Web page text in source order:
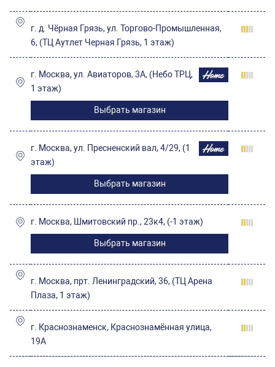
г. д. Чёрная Грязь, ул. Торгово-Промышленная,
6, (ТЦ Аутлет Черная Грязь, 1 этаж)
г. Москва, ул. Авиаторов, 3А, (Небо ТРЦ,
1 этаж)
Выбрать магазин
г. Москва, ул. Пресненский вал, 4/29, (1
этаж)
Выбрать магазин
г. Москва, Шмитовский пр., 23к4, (-1 этаж)
Выбрать магазин
г. Москва, прт. Ленинградский, 36, (ТЦ Арена
Плаза, 1 этаж)
г. Краснознаменск, Краснознамённая улица,
19А